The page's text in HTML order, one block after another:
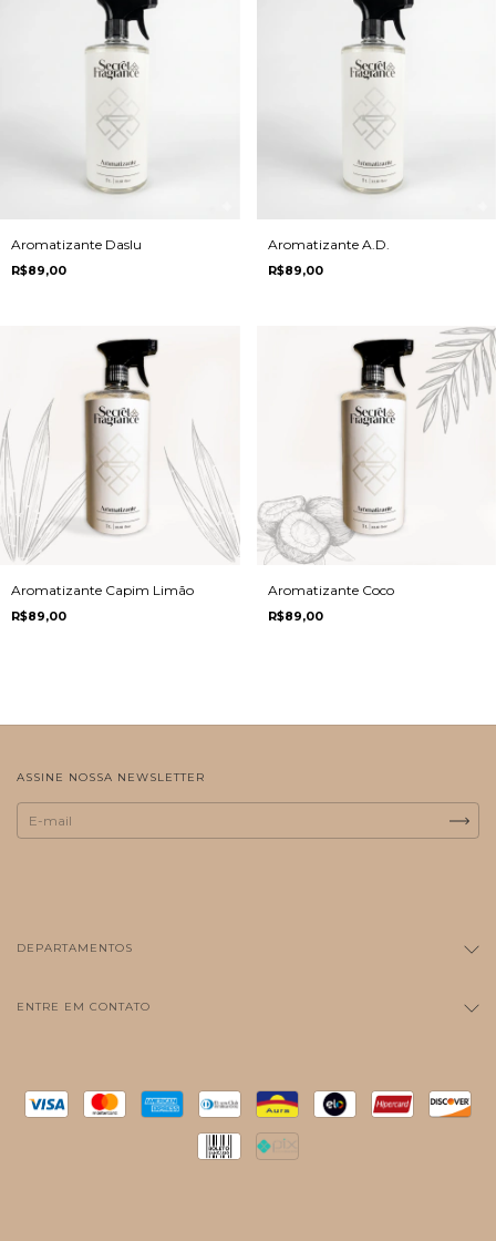
Aromatizante Daslu
R$89,00
Aromatizante A.D.
R$89,00
Aromatizante Capim Limão
R$89,00
Aromatizante Coco
R$89,00
ASSINE NOSSA NEWSLETTER
DEPARTAMENTOS
ENTRE EM CONTATO